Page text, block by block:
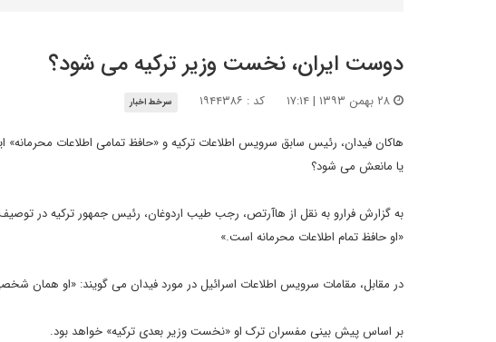
دوست ایران، نخست وزیر ترکیه می شود؟
کد : ۱۹۴۴۳۸۶ سرخط اخبار
هاکان فیدان، رئیس سابق سرویس اطلاعات ترکیه و «حافظ تمامی اطلاعات
یا مانعش می شود؟
«او حافظ تمام اطلاعات محرمانه است.»
در مقابل، مقامات سرویس اطلاعات اسرائیل در مورد فیدان می گویند: «او همان
بر اساس پیش بینی مفسران ترک او «نخست وزیر بعدی ترکیه» خواهد بود.